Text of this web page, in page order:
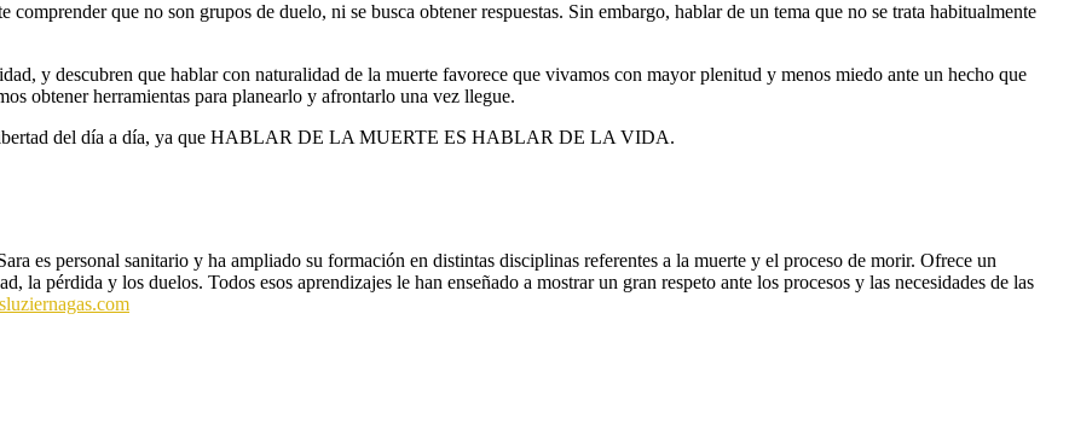
que no son grupos de duelo, ni se busca obtener respuestas. Sin embargo, hablar de un tema que no se trata habitualmente
y descubren que hablar con naturalidad de la muerte favorece que vivamos con mayor plenitud y menos miedo ante un hecho que
obtener herramientas para planearlo y afrontarlo una vez llegue.
libertad del día a día, ya que HABLAR DE LA MUERTE ES HABLAR DE LA VIDA.
es personal sanitario y ha ampliado su formación en distintas disciplinas referentes a la muerte y el proceso de morir. Ofrece un
la pérdida y los duelos. Todos esos aprendizajes le han enseñado a mostrar un gran respeto ante los procesos y las necesidades de las